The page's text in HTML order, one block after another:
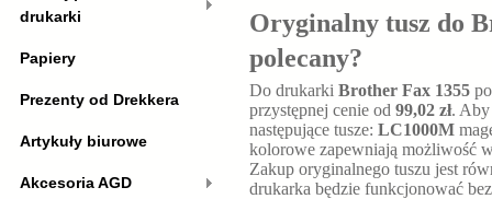
Oryginalny tusz do
polecany?
Do drukarki Brother Fax 1355
przystępnej cenie od 99,02 zł. Aby
następujące tusze: LC1000M
kolorowe zapewniają możliwość
Zakup oryginalnego tuszu jest
drukarka będzie funkcjonować
drukarki
Papiery
Prezenty od Drekkera
Artykuły biurowe
Akcesoria AGD